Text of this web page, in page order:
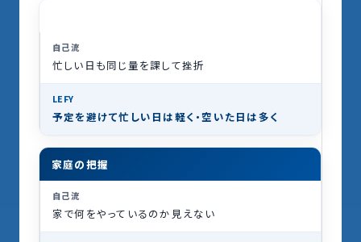
忙しい日も同じ量を課して挫折
予定を避けて忙しい日は軽く・空いた日は多く
家庭の把握
家で何をやっているのか見えない